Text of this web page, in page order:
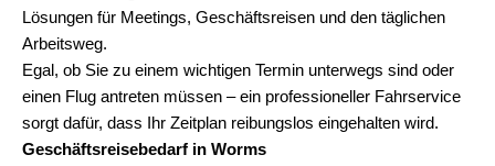
Lösungen für Meetings, Geschäftsreisen und den täglichen
Arbeitsweg.
Egal, ob Sie zu einem wichtigen Termin unterwegs sind oder
einen Flug antreten müssen – ein professioneller Fahrservice
sorgt dafür, dass Ihr Zeitplan reibungslos eingehalten wird.
Geschäftsreisebedarf in Worms